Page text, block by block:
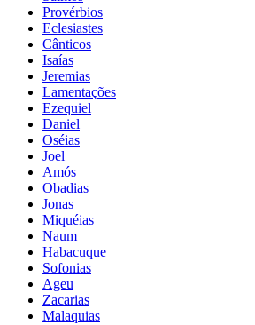
Provérbios
Eclesiastes
Cânticos
Isaías
Jeremias
Lamentações
Ezequiel
Daniel
Oséias
Joel
Amós
Obadias
Jonas
Miquéias
Naum
Habacuque
Sofonias
Ageu
Zacarias
Malaquias